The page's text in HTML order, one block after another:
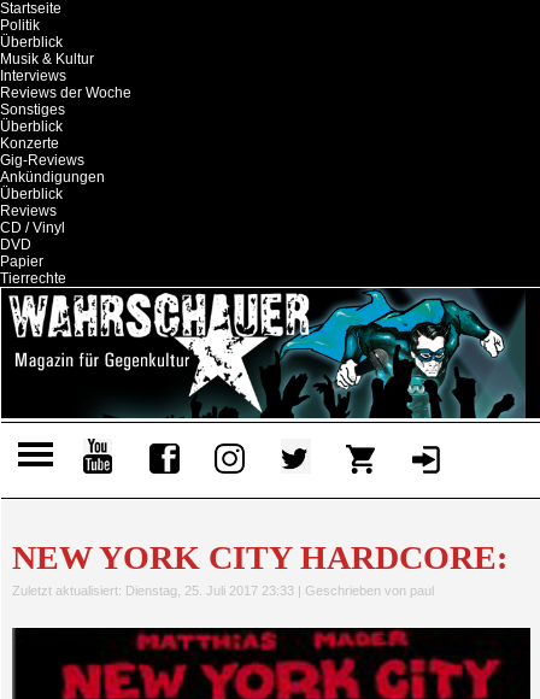
Startseite
Politik
Überblick
Musik & Kultur
Interviews
Reviews der Woche
Sonstiges
Überblick
Konzerte
Gig-Reviews
Ankündigungen
Überblick
Reviews
CD / Vinyl
DVD
Papier
Tierrechte
NEW YORK CITY HARDCORE:
Zuletzt aktualisiert: Dienstag, 25. Juli 2017 23:33| Geschrieben von paul